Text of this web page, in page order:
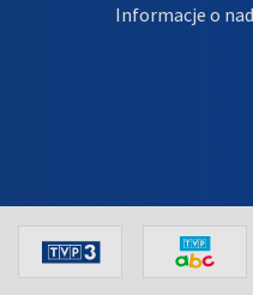
Informacje o